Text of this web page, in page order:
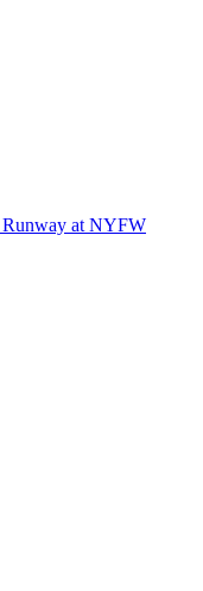
Runway at NYFW